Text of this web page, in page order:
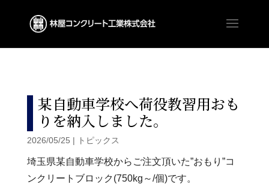
某自動車学校へ荷役教習用おも
りを納入しました。
2026/05/25 | トピックス
埼玉県某自動車学校からご注文頂いた”おもり”コ
ンクリートブロック(750kg～/個)です。